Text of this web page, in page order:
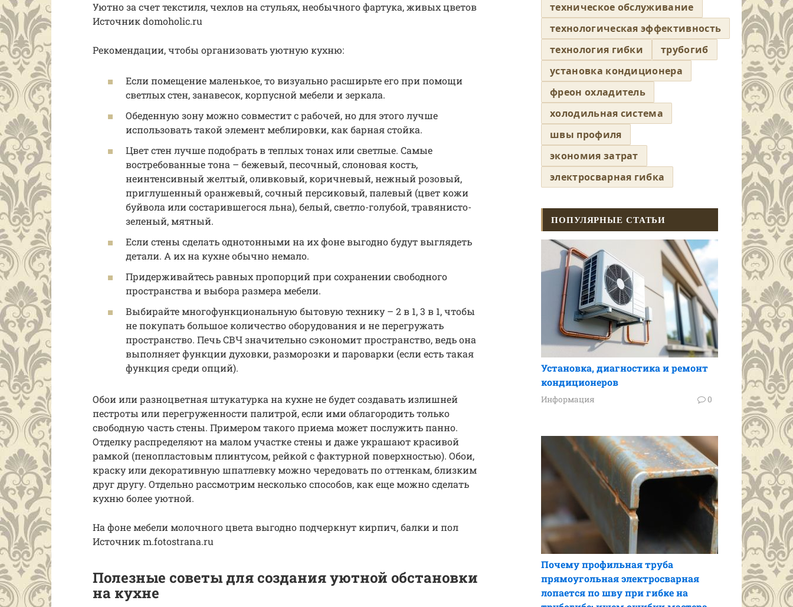
Уютно за счет текстиля, чехлов на стульях, необычного фартука, живых цветов
Источник domoholic.ru
Рекомендации, чтобы организовать уютную кухню:
Если помещение маленькое, то визуально расширьте его при помощи
светлых стен, занавесок, корпусной мебели и зеркала.
Обеденную зону можно совместит с рабочей, но для этого лучше
использовать такой элемент меблировки, как барная стойка.
Цвет стен лучше подобрать в теплых тонах или светлые. Самые
востребованные тона – бежевый, песочный, слоновая кость,
неинтенсивный желтый, оливковый, коричневый, нежный розовый,
приглушенный оранжевый, сочный персиковый, палевый (цвет кожи
буйвола или состарившегося льна), белый, светло-голубой, травянисто-
зеленый, мятный.
Если стены сделать однотонными на их фоне выгодно будут выглядеть
детали. А их на кухне обычно немало.
Придерживайтесь равных пропорций при сохранении свободного
пространства и выбора размера мебели.
Выбирайте многофункциональную бытовую технику – 2 в 1, 3 в 1, чтобы
не покупать большое количество оборудования и не перегружать
пространство. Печь СВЧ значительно сэкономит пространство, ведь она
выполняет функции духовки, разморозки и пароварки (если есть такая
функция среди опций).
Обои или разноцветная штукатурка на кухне не будет создавать излишней
пестроты или перегруженности палитрой, если ими облагородить только
свободную часть стены. Примером такого приема может послужить панно.
Отделку распределяют на малом участке стены и даже украшают красивой
рамкой (пенопластовым плинтусом, рейкой с фактурной поверхностью). Обои,
краску или декоративную шпатлевку можно чередовать по оттенкам, близким
друг другу. Отдельно рассмотрим несколько способов, как еще можно сделать
кухню более уютной.
На фоне мебели молочного цвета выгодно подчеркнут кирпич, балки и пол
Источник m.fotostrana.ru
Полезные советы для создания уютной обстановки
на кухне
техническое обслуживание
технологическая эффективность
технология гибки
трубогиб
установка кондиционера
фреон охладитель
холодильная система
швы профиля
экономия затрат
электросварная гибка
ПОПУЛЯРНЫЕ СТАТЬИ
Установка, диагностика и ремонт
кондиционеров
Информация 0
Почему профильная труба
прямоугольная электросварная
лопается по шву при гибке на